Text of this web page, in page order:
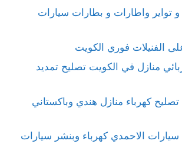
تواير واطارات و بطارات سيارات
الفنيلات فوري الكويت
منازل في الكويت تصليح تمديد
كهرباء منازل هندي وباكستاني
الاحمدي كهرباء وبنشر سيارات